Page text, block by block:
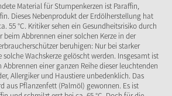
Material für Stumpenkerzen ist Paraffin,
Dieses Nebenprodukt der Erdölherstellung hat
55 °C. Kritiker sehen ein Gesundheitsrisiko durch
beim Abbrennen einer solchen Kerze in der
beruhigen: Nur bei starker
Wachskerze gelöscht werden. Insgesamt ist
einer ganzen Reihe dieser leuchtenden
Allergiker und Haustiere unbedenklich. Das
aus Pflanzenfett (Palmöl) gewonnen. Es ist